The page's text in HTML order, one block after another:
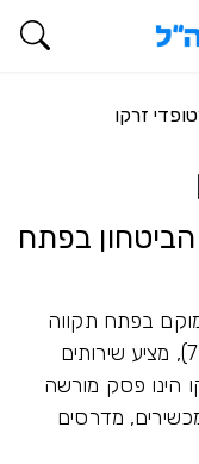
זרקו
בפתח
בפתח תקווה
ברחוב מונטפיורי 37 (פינת ההסתדרות 7), מציע שירותים
הינו פסק מורשה
מדרסים